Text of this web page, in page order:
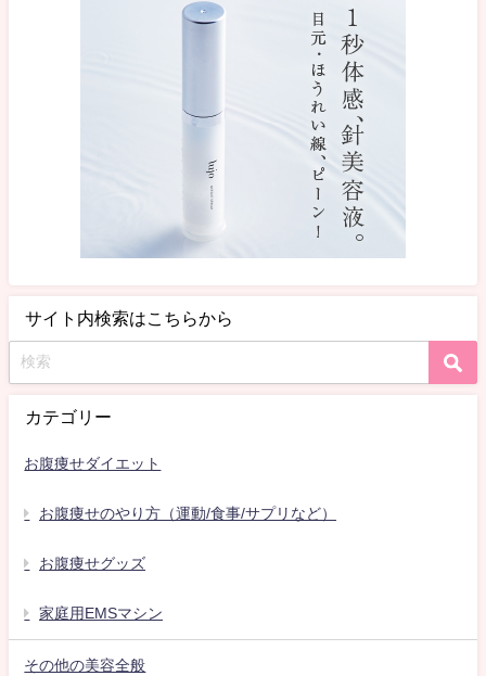
サイト内検索はこちらから
カテゴリー
お腹痩せダイエット
お腹痩せのやり方（運動/食事/サプリなど）
お腹痩せグッズ
家庭用EMSマシン
その他の美容全般